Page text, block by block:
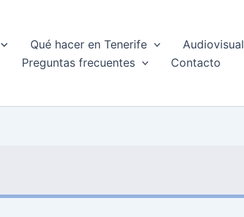
Qué hacer en Tenerife
Audiovisual
Preguntas frecuentes Contacto